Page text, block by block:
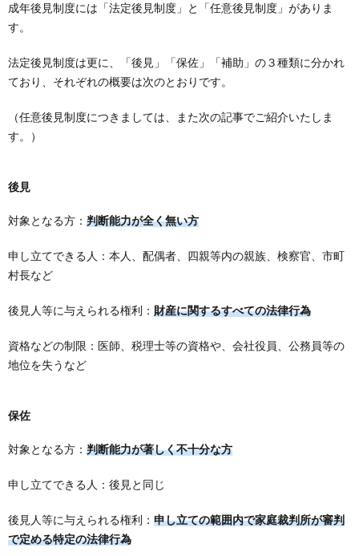
成年後見制度には「法定後見制度」と「任意後見制度」がありま
す。
法定後見制度は更に、「後見」「保佐」「補助」の３種類に分かれ
ており、それぞれの概要は次のとおりです。
（任意後見制度につきましては、また次の記事でご紹介いたしま
す。）
後見
対象となる方： 判断能力が全く無い方
申し立てできる人：本人、配偶者、四親等内の親族、検察官、市町
村長など
後見人等に与えられる権利： 財産に関するすべての法律行為
資格などの制限：医師、税理士等の資格や、会社役員、公務員等の
地位を失うなど
保佐
対象となる方： 判断能力が著しく不十分な方
申し立てできる人：後見と同じ
後見人等に与えられる権利： 申し立ての範囲内で家庭裁判所が審判
で定める特定の法律行為